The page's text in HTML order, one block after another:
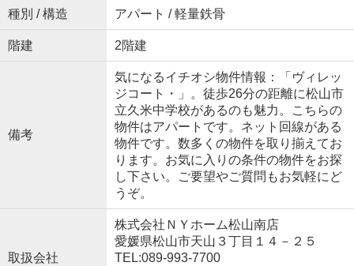
種別 / 構造 アパート / 軽量鉄骨
階建 2階建
備考
気になるイチオシ物件情報：「ヴィレッ
ジコート・」。徒歩26分の距離に松山市
立久米中学校があるのも魅力。こちらの
物件はアパートです。ネット回線がある
物件です。数多くの物件を取り揃えてお
ります。お気に入りの条件の物件をお探
し下さい。ご要望やご質問もお気軽にど
うぞ。
取扱会社
株式会社ＮＹホーム松山南店
愛媛県松山市天山３丁目１４－２５
TEL:089-993-7700